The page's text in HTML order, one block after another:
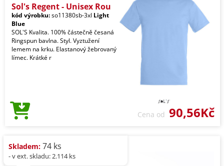
Sol's Regent - Unisex Rou
kód výrobku:so11380sb-3xl Light
Blue
SOL'S Kvalita. 100% částečně česaná
Ringspun bavlna. Styl. Vyztužení
lemem na krku. Elastanový žebrovaný
límec. Krátké r
Cena od 90,56Kč
Skladem: 74 ks
- v ext. skladu: 2.114 ks